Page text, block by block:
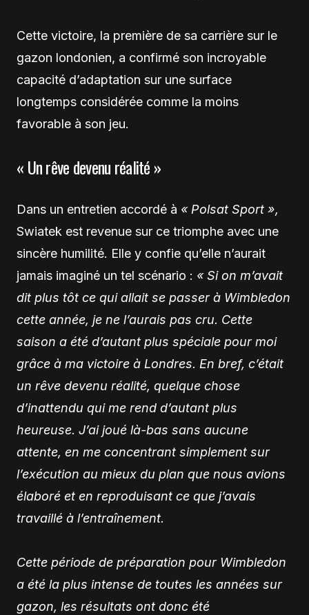
Cette victoire, la première de sa carrière sur le
gazon londonien, a confirmé son incroyable
capacité d’adaptation sur une surface
longtemps considérée comme la moins
favorable à son jeu.
« Un rêve devenu réalité »
Dans un entretien accordé à « Polsat Sport »,
Swiatek est revenue sur ce triomphe avec une
sincère humilité. Elle y confie qu’elle n’aurait
jamais imaginé un tel scénario : « Si on m’avait
dit plus tôt ce qui allait se passer à Wimbledon
cette année, je ne l’aurais pas cru. Cette
saison a été d’autant plus spéciale pour moi
grâce à ma victoire à Londres. En bref, c’était
un rêve devenu réalité, quelque chose
d’inattendu qui me rend d’autant plus
heureuse. J’ai joué là-bas sans aucune
attente, en me concentrant simplement sur
l’exécution au mieux du plan que nous avions
élaboré et en reproduisant ce que j’avais
travaillé à l’entraînement.
Cette période de préparation pour Wimbledon
a été la plus intense de toutes les années sur
gazon, les résultats ont donc été